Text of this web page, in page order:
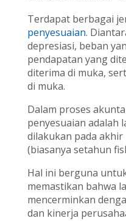
Terdapat berbagai
penyesuaian.
depresiasi, beban
pendapatan yang
diterima di muka,
di muka.
Dalam proses
penyesuaian adalah
dilakukan pada
(biasanya setahun
Hal ini berguna
memastikan bahwa
mencerminkan
dan kinerja